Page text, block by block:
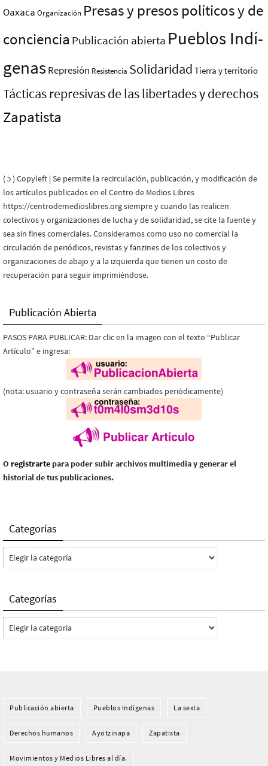
Oaxaca Organización Presas y presos polí­ticos y de
conciencia Publicación abierta Pueblos Indí­
genasRepresión Resistencia Solidaridad Tierra y territorio
Tácticas represivas de las libertades y derechos
Zapatista
( ɔ ) Copyleft | Se permite la recirculación, publicación, y modificación de
los artículos publicados en el Centro de Medios Libres
https://centrodemedioslibres.org siempre y cuando las realicen
colectivos y organizaciones de lucha y de solidaridad, se cite la fuente y
sea sin fines comerciales. Consideramos como uso no comercial la
circulación de periódicos, revistas y fanzines de los colectivos y
organizaciones de abajo y a la izquierda que tienen un costo de
recuperación para seguir imprimiéndose.
Publicación Abierta
PASOS PARA PUBLICAR: Dar clic en la imagen con el texto “Publicar
Artículo” e ingresa:
(nota: usuario y contraseña serán cambiados periódicamente)
O registrarte para poder subir archivos multimedia y generar el
historial de tus publicaciones.
Categorías
Categorías
Categorías
Categorías
Publicación abierta Pueblos Indí­genas La sexta
Derechos humanos Ayotzinapa Zapatista
Movimientos y Medios Libres al día.